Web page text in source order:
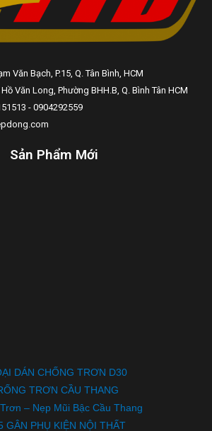
Văn Bạch, P.15, Q. Tân Bình, HCM
Văn Long, Phường BHH.B, Q. Bình Tân HCM
- 0904292559
Sản Phẩm Mới
DÁN CHỐNG TRƠN D30
TRƠN CẦU THANG
– Nẹp Mũi Bậc Cầu Thang
GÂN PHỤ KIỆN NỘI THẤT